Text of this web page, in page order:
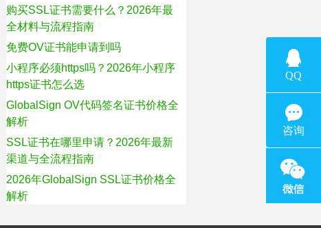
购买SSL证书需要什么？2026年最
全材料与流程指南
免费OV证书能申请到吗
小程序必须https吗？2026年小程序
https证书怎么选
GlobalSign OV代码签名证书价格全
解析
SSL证书在哪里申请？2026年最新
渠道与全流程指南
2026年GlobalSign SSL证书价格全
解析